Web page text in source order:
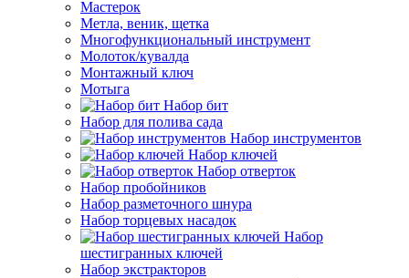
Мастерок
Метла, веник, щетка
Многофункциональный инструмент
Молоток/кувалда
Монтажный ключ
Мотыга
Набор бит
Набор для полива сада
Набор инструментов
Набор ключей
Набор отверток
Набор пробойников
Набор разметочного шнура
Набор торцевых насадок
Набор
шестигранных ключей
Набор экстракторов